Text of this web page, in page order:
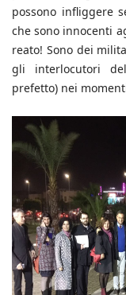
possono infliggere
che sono innocenti
reato! Sono dei
gli interlocutori
prefetto) nei